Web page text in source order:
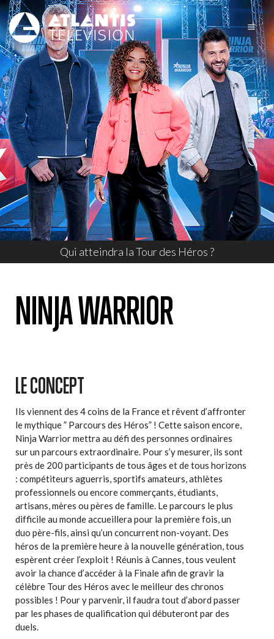
Qui atteindra la Tour des Héros ?
NINJA WARRIOR
LE CONCEPT
Ils viennent des 4 coins de la France et rêvent d’affronter
le mythique ” Parcours des Héros” ! Cette saison encore,
Ninja Warrior mettra au défi des personnes ordinaires
sur un parcours extraordinaire. Pour s’y mesurer, ils sont
près de 200 participants de tous âges et de tous horizons
: compétiteurs aguerris, sportifs amateurs, athlètes
professionnels ou encore commerçants, étudiants,
artisans, mères ou pères de famille. Le parcours le plus
difficile au monde accueillera pour la première fois, un
duo père-fils, ainsi qu’un concurrent non-voyant. Des
héros de la première heure à la nouvelle génération, tous
espèrent créer l’exploit ! Réunis à Cannes, tous veulent
avoir la chance d’accéder à la Finale afin de gravir la
célèbre Tour des Héros avec le meilleur des chronos
possibles ! Pour y parvenir, il faudra tout d’abord passer
par les phases de qualification qui débuteront par des
duels.